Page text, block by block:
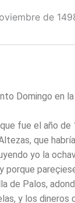
de
Domingo en la
fue el año de
que
yo la
porque
de Palos,
y los dineros